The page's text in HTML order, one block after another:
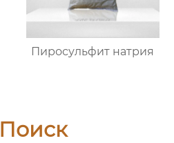
Пиросульфит натрия
Поиск